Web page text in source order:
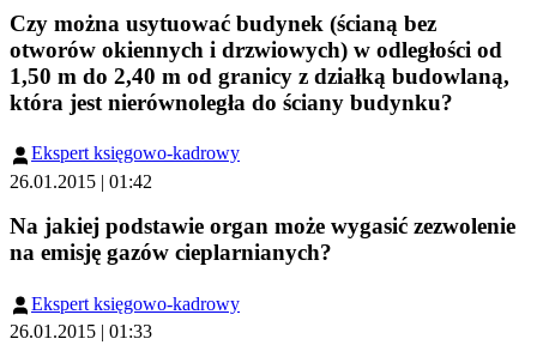
Czy można usytuować budynek (ścianą bez
otworów okiennych i drzwiowych) w odległości od
1,50 m do 2,40 m od granicy z działką budowlaną,
która jest nierównoległa do ściany budynku?
Ekspert księgowo-kadrowy
26.01.2015 | 01:42
Na jakiej podstawie organ może wygasić zezwolenie
na emisję gazów cieplarnianych?
Ekspert księgowo-kadrowy
26.01.2015 | 01:33